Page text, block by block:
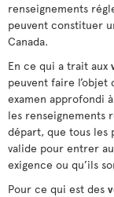
renseignements
peuvent constituer
Canada.
En ce qui a trait aux
peuvent faire
examen approfondi
les renseignements
départ, que tous les
valide pour entrer
exigence ou qu’ils
Pour ce qui est des